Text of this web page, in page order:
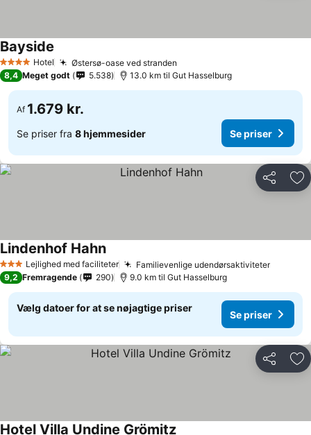
4 StjernerHotel Østersø-oase ved stranden
Bayside
8,4 Meget godt 5.538 13.0 km til Gut Hasselburg
Af 1.679 kr.
Se priser fra 8 hjemmesider Se priser
Del
3 StjernerLejlighed med faciliteter Familievenlige udendørsaktiviteterSe
Lindenhof HahnSe priser
9,2 Fremragende 290 9.0 km til Gut Hasselburg
Vælg datoer for at se nøjagtige priser
Se priser
Del
Hotel Villa Undine Grömitz